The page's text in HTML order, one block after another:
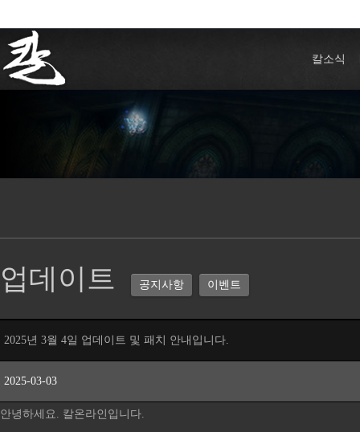
칼소식
업데이트 공지사항 이벤트
2025년 3월 4일 업데이트 및 패치 안내입니다.
2025-03-03
안녕하세요. 칼온라인입니다.